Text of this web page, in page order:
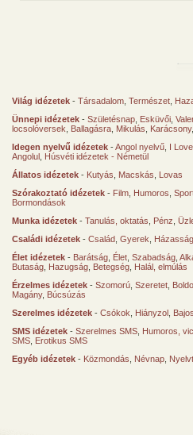
Világ idézetek - Társadalom Természet
Ünnepi idézetek - Születésnap Esküvői
locsolóversek
Ballagásra Mikulás Karácsony
Idegen nyelvű idézetek -Angol nyelvű I
Angolul Húsvéti idézetek - Németül
Állatos idézetek - Kutyás Macskás
Lovas
Szórakoztató idézetek - Film Humoros
Bormondások
Munka idézetek - Tanulás, oktatás Pénz
Családi idézetek - Család Gyerek
Élet idézetek - Barátság Élet Szabadság
Butaság Hazugság Betegség Halál, elmúlás
Érzelmes idézetek - Szomorú Szeretet
Magány, Búcsúzás
Szerelmes idézetek - Csókok Hiányzol
SMS idézetek - Szerelmes SMS Humoros,
SMS Erotikus SMS
Egyéb idézetek - Közmondás Névnap